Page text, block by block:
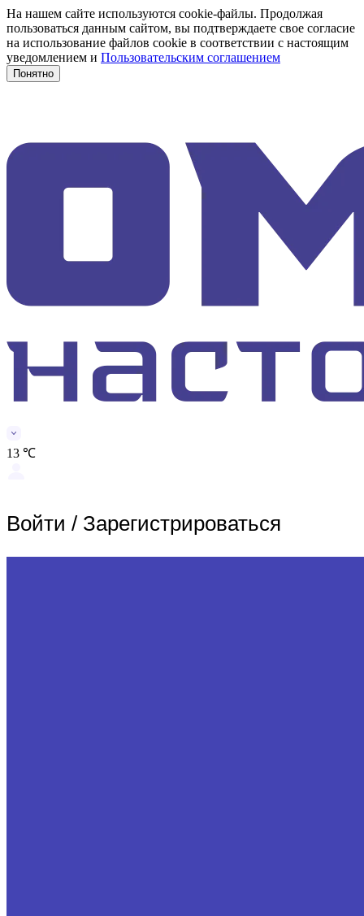
На нашем сайте используются cookie-файлы. Продолжая
пользоваться данным сайтом, вы подтверждаете свое согласие
на использование файлов cookie в соответствии с настоящим
уведомлением и Пользовательским соглашением
Понятно
13 ℃
Войти / Зарегистрироваться